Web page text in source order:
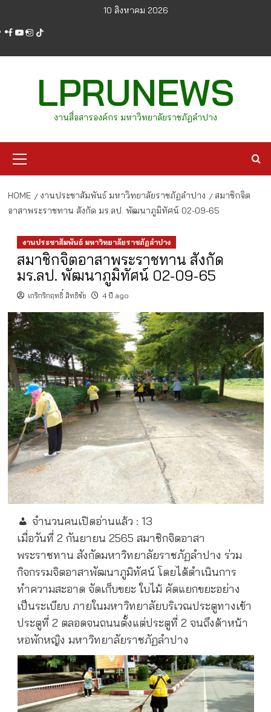
content
10 สิงหาคม 2026
facebook
youtube
instagram
tiktok
LPRUNEWS
งานสื่อสารองค์กร มหาวิทยาลัยราชภัฏลำปาง
Menu
HOME งานประชาสัมพันธ์ มหาวิทยาลัยราชภัฏลำปาง
สมาชิกจิต
อาสาพระราชทาน สังกัด มร.ลป. พัฒนาภูมิทัศน์ 02-09-65
งานประชาสัมพันธ์ มหาวิทยาลัยราชภัฏลำปาง
สมาชิกจิตอาสาพระราชทาน สังกัด
มร.ลป. พัฒนาภูมิทัศน์ 02-09-65
เกริกริกฤทธิ์ สิทธิชัย 4 ปี ago
จำนวนคนเปิดอ่านแล้ว : 13
เมื่อวันที่ 2 กันยายน 2565 สมาชิกจิตอาสา
พระราชทาน สังกัดมหาวิทยาลัยราชภัฏลำปาง ร่วม
กิจกรรมจิตอาสาพัฒนาภูมิทัศน์ โดยได้ดำเนินการ
ทำความสะอาด จัดเก็บขยะ ใบไม้ คัดแยกขยะอย่าง
เป็นระเบียบ ภายในมหาวิทยาลัยบริเวณประตูทางเข้า
ประตูที่ 2 ตลอดจนถนนตั้งแต่ประตูที่ 2 จนถึงด้าหน้า
หอพักหญิง มหาวิทยาลัยราชภัฏลำปาง